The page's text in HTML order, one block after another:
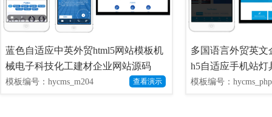
蓝色自适应中英外贸html5网站模板机
械电子科技化工建材企业网站源码
模板编号：hycms_m204 查看演示
多国语言外贸英
h5自适应手机站
板
模板编号：